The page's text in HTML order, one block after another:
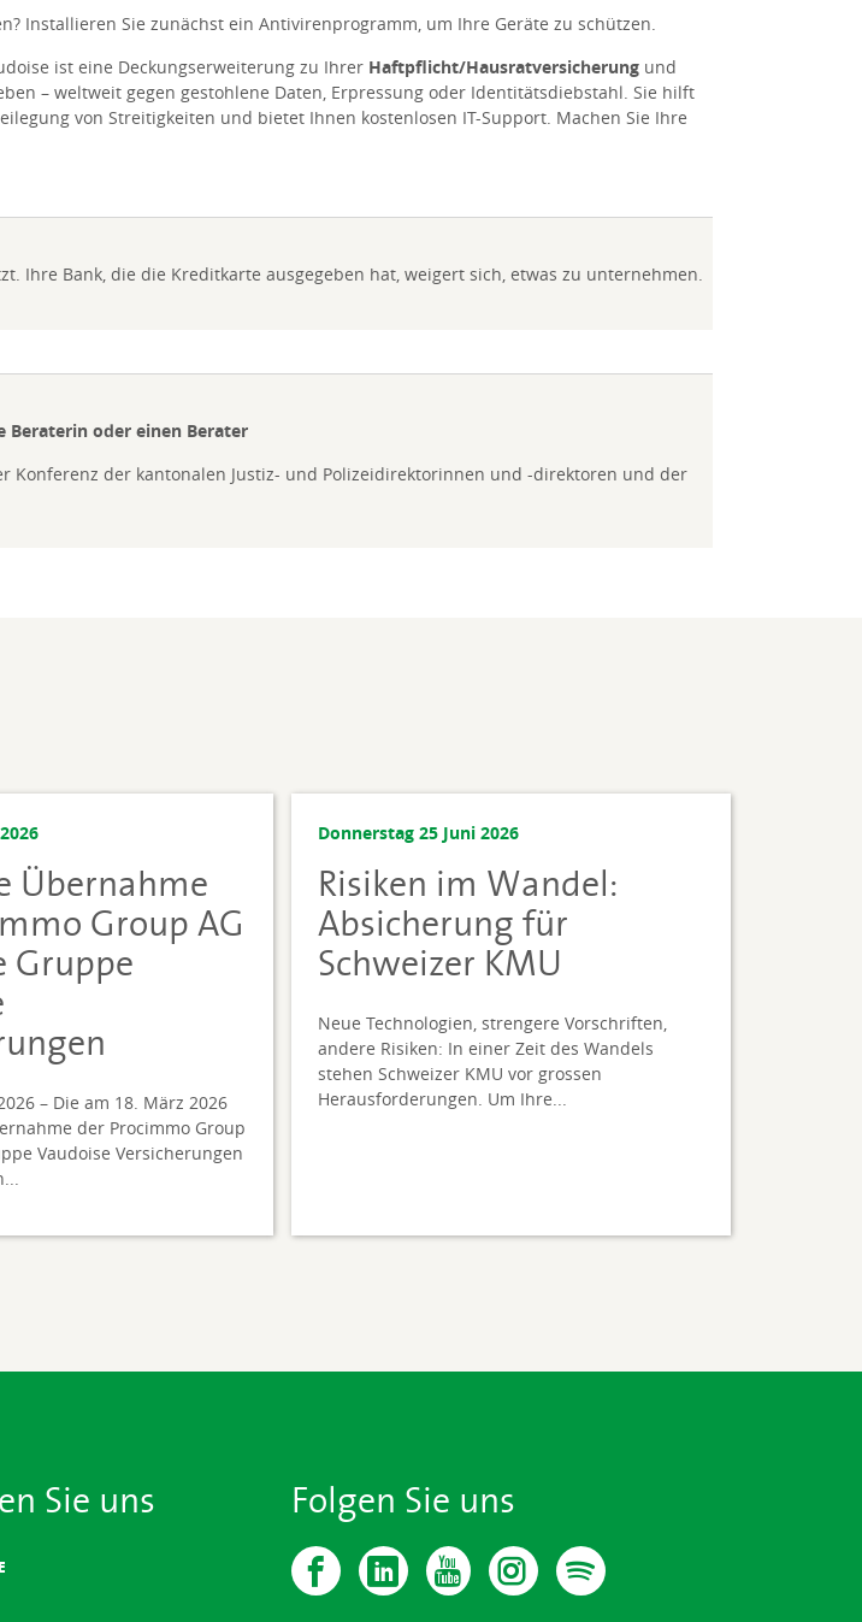
Installieren Sie zunächst ein Antivirenprogramm, um Ihre Geräte zu schützen.
ist eine Deckungserweiterung zu Ihrer Haftpflicht/Hausratversicherungund
– weltweit gegen gestohlene Daten, Erpressung oder Identitätsdiebstahl. Sie hilft
von Streitigkeiten und bietet Ihnen kostenlosen IT-Support. Machen Sie Ihre
Bank, die die Kreditkarte ausgegeben hat, weigert sich, etwas zu unternehmen.
Beraterin oder einen Berater
Konferenz der kantonalen Justiz- und Polizeidirektorinnen und -direktoren und der
Übernahme
Group AG
Gruppe
– Die am 18. März 2026
der Procimmo Group
Vaudoise Versicherungen
Donnerstag 25 Juni 2026
Risiken im Wandel:
Absicherung für
Schweizer KMU
Neue Technologien, strengere Vorschriften,
andere Risiken: In einer Zeit des Wandels
stehen Schweizer KMU vor grossen
Herausforderungen. Um Ihre...
Sie uns Folgen Sie uns